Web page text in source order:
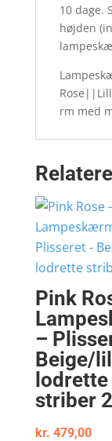
10 dage.
højden
rm med
Pink
–
Beige/
lodrette
striber
kr. 479,00